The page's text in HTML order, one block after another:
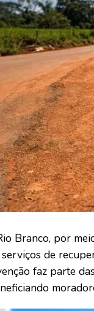
Branco, por
de
faz parte